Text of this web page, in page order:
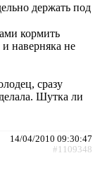
держать под
кормить
наверняка не
сразу
Шутка ли
14/04/2010 09:30:47
#1109348